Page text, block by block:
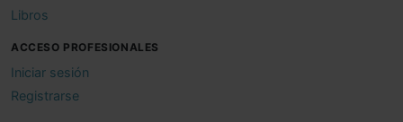
Libros
ACCESO PROFESIONALES
Iniciar sesión
Registrarse